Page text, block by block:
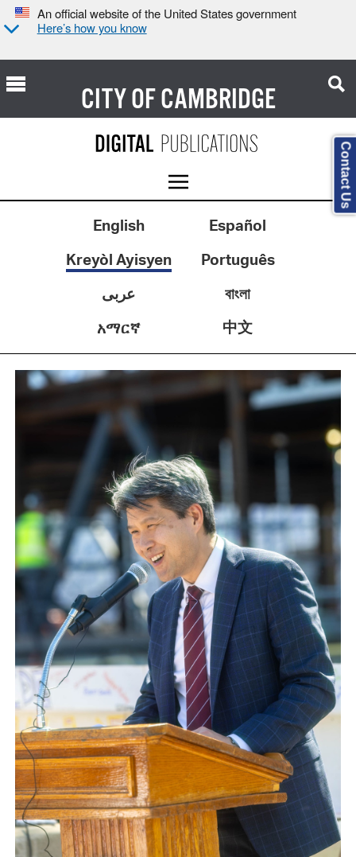
An official website of the United States government
Here’s how you know
CITY OFCAMBRIDGE
English
Español
Kreyòl Ayisyen
Português
عربى
বাংলা
አማርኛ
中文
Contact Us